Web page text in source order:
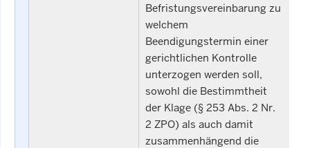
Befristungsvereinbarung zu
welchem
Beendigungstermin einer
gerichtlichen Kontrolle
unterzogen werden soll,
sowohl die Bestimmtheit
der Klage (§ 253 Abs. 2 Nr.
2 ZPO) als auch damit
zusammenhängend die